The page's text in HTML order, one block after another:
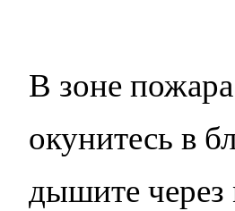
В зоне
окунитесь в
дышите